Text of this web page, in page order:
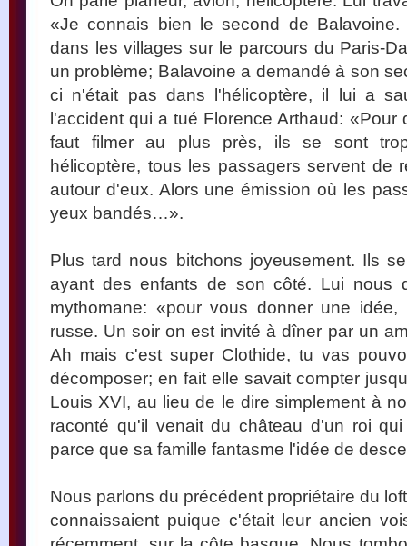
«Je connais bien le second de
dans les villages sur le parcours du Paris-
un problème; Balavoine a demandé à son
ci n'était pas dans l'hélicoptère, il lui a
l'accident qui a tué Florence Arthaud:
faut filmer au plus près, ils se sont
hélicoptère, tous les passagers servent de
autour d'eux. Alors une émission où les
yeux bandés…».
Plus tard nous bitchons joyeusement. Ils
ayant des enfants de son côté. Lui nous
mythomane: «pour vous donner une
russe. Un soir on est invité à dîner par un
Ah mais c'est super Clothide, tu vas
décomposer; en fait elle savait compter
Louis XVI, au lieu de le dire simplement à
raconté qu'il venait du château d'un roi
parce que sa famille fantasme l'idée de
Nous parlons du précédent propriétaire du
connaissaient puique c'était leur ancien